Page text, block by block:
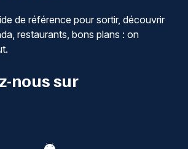
de référence pour sortir, découvrir
restaurants, bons plans : on
nous sur